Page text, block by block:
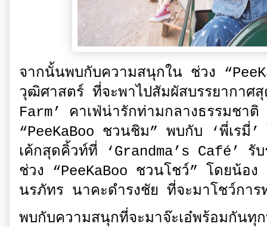
จากนั้นพบกับความสนุกใน ช่วง
วุฒิศาสตร์ ที่จะพาไปสัมผัสบรรยากา
Farm’ คาเฟ่น่ารักท่ามกลางธรรมชา
“PeeKaBoo ชวนชิม” พบกับ ‘พี่เรมี่
เค้กสุดคิ้วท์ที่ ‘Grandma’s Café’ รั
ช่วง “PeeKaBoo ชวนโชว์” โดยน้อง
นรภัทร นาคะดำรงชัย ที่จะมาโชว์กา
พบกับความสนุกที่จะมาจ๊ะเอ๋พร้อมกัน